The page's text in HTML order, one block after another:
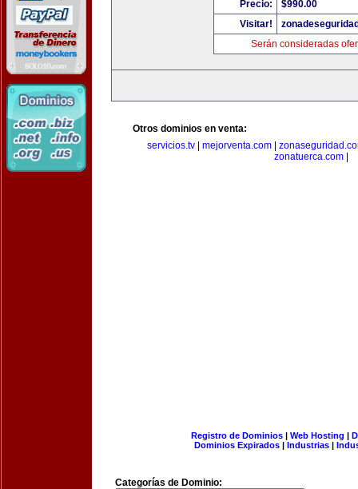
Precio:
$990.00
Visitar!
Serán consideradas
Otros dominios en venta:
servicios.tv| mejorventa.com|
zonatuerca.com|
Registro de Dominios| Web Hosting |
Dominios Expirados | Industrias |
Categorías de Dominio: